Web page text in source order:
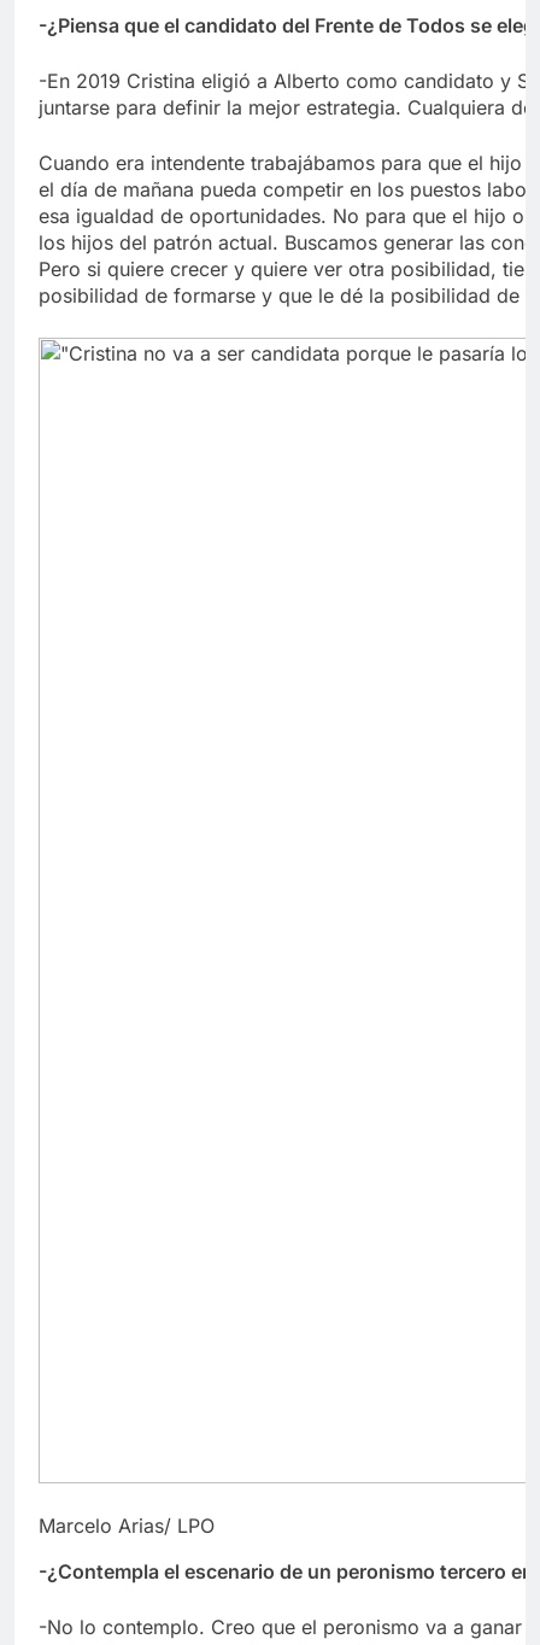
-¿Piensa que el candidato del Frente de Todos se
-En 2019 Cristina eligió a Alberto como candidato y
juntarse para definir la mejor estrategia. Cualquiera
Cuando era intendente trabajábamos para que el
el día de mañana pueda competir en los puestos
esa igualdad de oportunidades. No para que el hijo o
los hijos del patrón actual. Buscamos generar las
Pero si quiere crecer y quiere ver otra posibilidad,
posibilidad de formarse y que le dé la posibilidad de
Marcelo Arias/ LPO
-¿Contempla el escenario de un peronismo tercero
-No lo contemplo. Creo que el peronismo va a ganar